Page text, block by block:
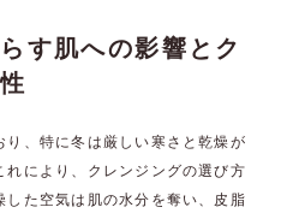
す肌への影響とク
、特に冬は厳しい寒さと乾燥が
れにより、クレンジングの選び方
た空気は肌の水分を奪い、皮脂